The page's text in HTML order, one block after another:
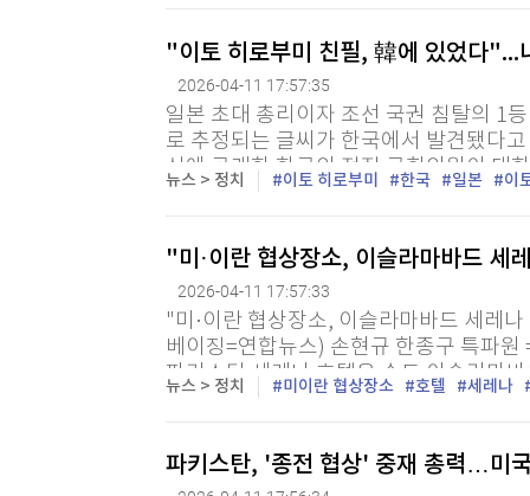
"이토 히로부미 친필, 韓에 있었다"...
2026-04-11 17:57:35
일본 초대 총리이자 조선 국권 침탈의 1
로 추정되는 글씨가 한국에서 발견됐다
신에 공개한 한국의 전직 국회의원이 대
후손이 작품을 보관하다 올해 1월 "한일
뉴스 > 정치 이토 히로부미 한국 일본 이
"미·이란 협상장소, 이슬라마바드
2026-04-11 17:57:33
"미·이란 협상장소, 이슬라마바드 세레
베이징=연합뉴스) 손현규 한종구 특파
파키스탄 세레나 호텔은 수도 이슬라마
과 고위급 인사들이 주로 이용하는 이슬
뉴스 > 정치 미이란 협상장소 호텔 세레나
파키스탄, '종전 협상' 중재 총력…미